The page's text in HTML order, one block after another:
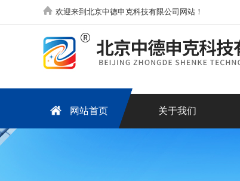
欢迎来到北京中德申克科技有限公司网站！
网站首页 关于我们